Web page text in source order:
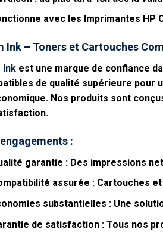
avec les Imprimantes HP
Ink – Toners et Cartouches
Ink est une marque de confiance
de qualité supérieure pour
Nos produits sont
:
garantie : Des impressions
assurée : Cartouches
substantielles : Une
de satisfaction: Tous nos